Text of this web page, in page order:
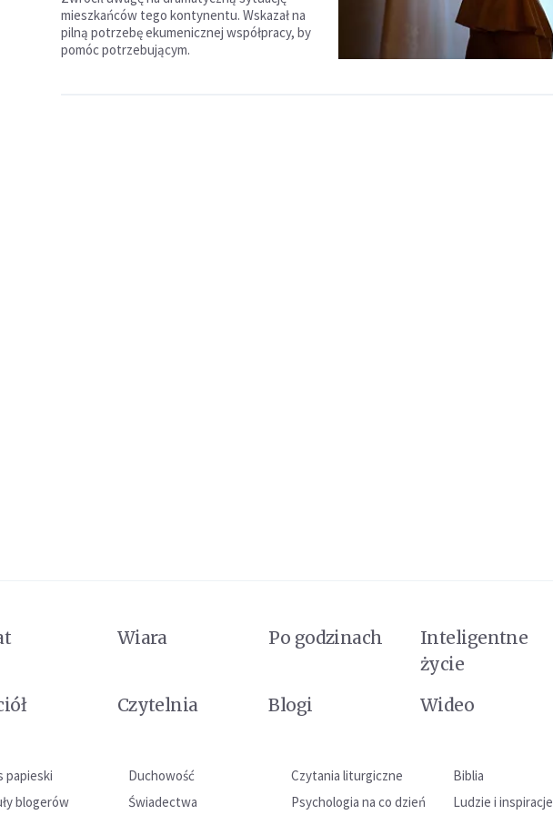
mieszkańców tego kontynentu. Wskazał na
pilną potrzebę ekumenicznej współpracy, by
pomóc potrzebującym.
Wiara Po godzinach
Inteligentne
życie
Czytelnia Blogi Wideo
papieski Duchowość Czytania liturgiczne
Biblia
blogerów
Świadectwa Psychologia na co dzień Ludzie i inspiracje